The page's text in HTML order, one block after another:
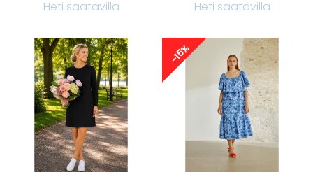
Heti saatavilla
Heti saatavilla
-15%